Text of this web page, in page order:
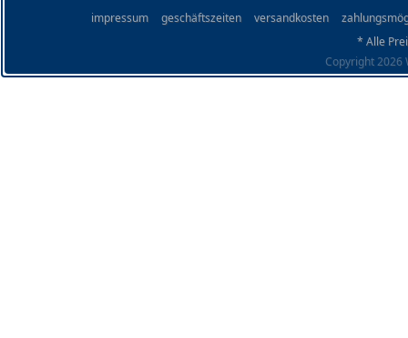
impressum geschäftszeiten versandkosten
* Alle
Copyright 2026